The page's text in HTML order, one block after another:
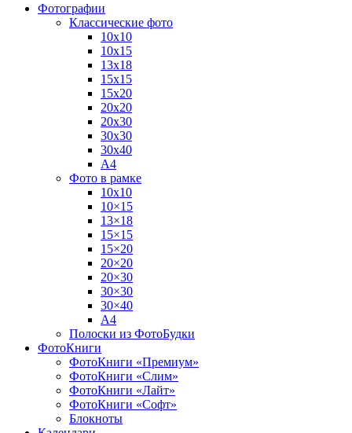
Фотографии
Классические фото
10х10
10х15
13х18
15х15
15х20
20х20
20х30
30х30
30х40
А4
Фото в рамке
10х10
10×15
13×18
15×15
15×20
20×20
20×30
30×30
30×40
A4
Полоски из ФотоБудки
ФотоКниги
ФотоКниги «Премиум»
ФотоКниги «Слим»
ФотоКниги «Лайт»
ФотоКниги «Софт»
Блокноты